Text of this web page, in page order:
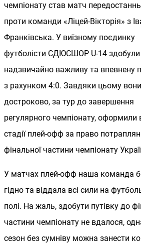
чемпіонату став матч
проти команди «Ліцей-Вікторія» з
Франківська. У виїзному поєдинку
футболісти СДЮСШОР U-14 здобули
надзвичайно важливу та впевнену
з рахунком 4:0. Завдяки цьому вони
достроково, за тур до завершення
регулярного чемпіонату, оформили
стадії плей-офф за право
фінальної частини чемпіонату
У матчах плей-офф наша команда
гідно та віддала всі сили на
полі. На жаль, здобути путівку до
частини чемпіонату не вдалося,
сезон без сумніву можна занести